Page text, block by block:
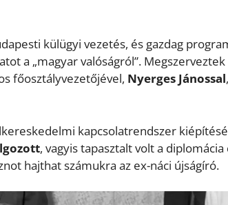
külügyi vezetés, és gazdag
a „magyar valóságról”.
főosztályvezetőjével, Nyerges Jánossal
kapcsolatrendszer
, vagyis tapasztalt volt a
hajthat számukra az ex-náci újságíró.